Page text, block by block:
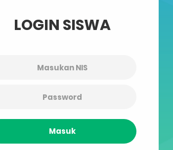
LOGIN SISWA
Masuk